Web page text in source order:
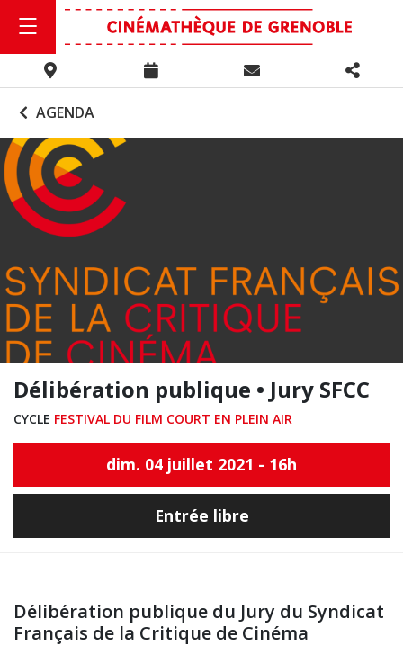
AGENDA
Délibération publique • Jury SFCC
CYCLE FESTIVAL DU FILM COURT EN PLEIN AIR
dim. 04 juillet 2021 - 16h
Entrée libre
Délibération publique du Jury du Syndicat
Français de la Critique de Cinéma